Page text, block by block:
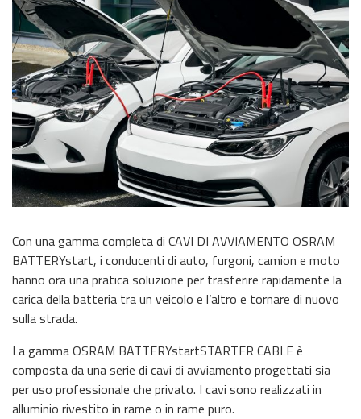
Con una gamma completa di CAVI DI AVVIAMENTO OSRAM
BATTERYstart, i conducenti di auto, furgoni, camion e moto
hanno ora una pratica soluzione per trasferire rapidamente la
carica della batteria tra un veicolo e l’altro e tornare di nuovo
sulla strada.
La gamma OSRAM BATTERYstartSTARTER CABLE è
composta da una serie di cavi di avviamento progettati sia
per uso professionale che privato. I cavi sono realizzati in
alluminio rivestito in rame o in rame puro.